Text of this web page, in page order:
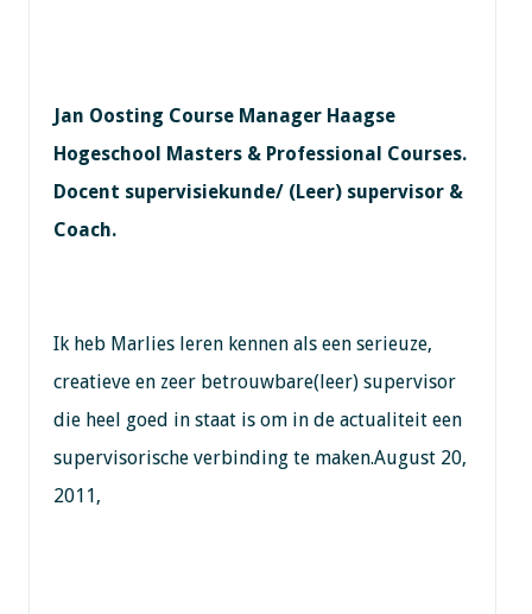
Jan Oosting Course Manager Haagse
Hogeschool Masters & Professional Courses.
Docent supervisiekunde/ (Leer) supervisor &
Coach.
Ik heb Marlies leren kennen als een serieuze,
creatieve en zeer betrouwbare(leer) supervisor
die heel goed in staat is om in de actualiteit een
supervisorische verbinding te maken.August 20,
2011,